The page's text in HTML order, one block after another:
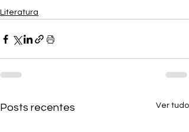
Literatura
Posts recentes Ver tudo